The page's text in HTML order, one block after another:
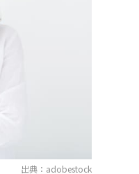
出典：adobestock